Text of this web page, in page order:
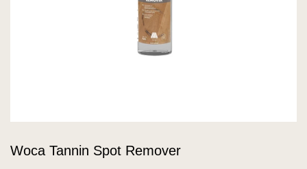
Woca Tannin Spot Remover